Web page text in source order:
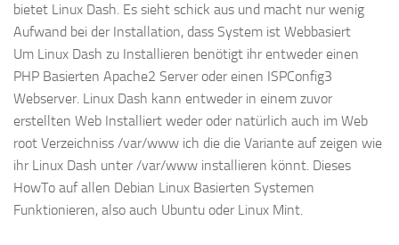
bietet Linux Dash. Es sieht schick aus und macht nur wenig
Aufwand bei der Installation, dass System ist Webbasiert
Um Linux Dash zu Installieren benötigt ihr entweder einen
PHP Basierten Apache2 Server oder einen ISPConfig3
Webserver. Linux Dash kann entweder in einem zuvor
erstellten Web Installiert weder oder natürlich auch im Web
root Verzeichniss /var/www ich die die Variante auf zeigen wie
ihr Linux Dash unter /var/www installieren könnt. Dieses
HowTo auf allen Debian Linux Basierten Systemen
Funktionieren, also auch Ubuntu oder Linux Mint.